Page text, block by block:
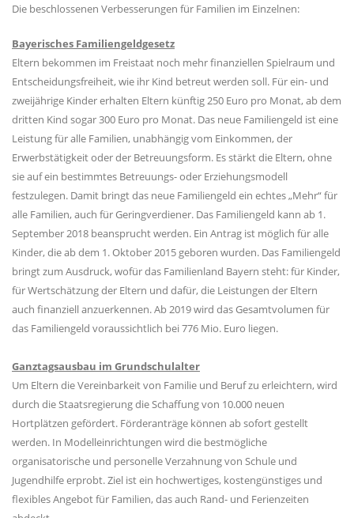
Die beschlossenen Verbesserungen für Familien im Einzelnen:
Bayerisches Familiengeldgesetz
Eltern bekommen im Freistaat noch mehr finanziellen Spielraum und
Entscheidungsfreiheit, wie ihr Kind betreut werden soll. Für ein- und
zweijährige Kinder erhalten Eltern künftig 250 Euro pro Monat, ab dem
dritten Kind sogar 300 Euro pro Monat. Das neue Familiengeld ist eine
Leistung für alle Familien, unabhängig vom Einkommen, der
Erwerbstätigkeit oder der Betreuungsform. Es stärkt die Eltern, ohne
sie auf ein bestimmtes Betreuungs- oder Erziehungsmodell
festzulegen. Damit bringt das neue Familiengeld ein echtes „Mehr“ für
alle Familien, auch für Geringverdiener. Das Familiengeld kann ab 1.
September 2018 beansprucht werden. Ein Antrag ist möglich für alle
Kinder, die ab dem 1. Oktober 2015 geboren wurden. Das Familiengeld
bringt zum Ausdruck, wofür das Familienland Bayern steht: für Kinder,
für Wertschätzung der Eltern und dafür, die Leistungen der Eltern
auch finanziell anzuerkennen. Ab 2019 wird das Gesamtvolumen für
das Familiengeld voraussichtlich bei 776 Mio. Euro liegen.
Ganztagsausbau im Grundschulalter
Um Eltern die Vereinbarkeit von Familie und Beruf zu erleichtern, wird
durch die Staatsregierung die Schaffung von 10.000 neuen
Hortplätzen gefördert. Förderanträge können ab sofort gestellt
werden. In Modelleinrichtungen wird die bestmögliche
organisatorische und personelle Verzahnung von Schule und
Jugendhilfe erprobt. Ziel ist ein hochwertiges, kostengünstiges und
flexibles Angebot für Familien, das auch Rand- und Ferienzeiten